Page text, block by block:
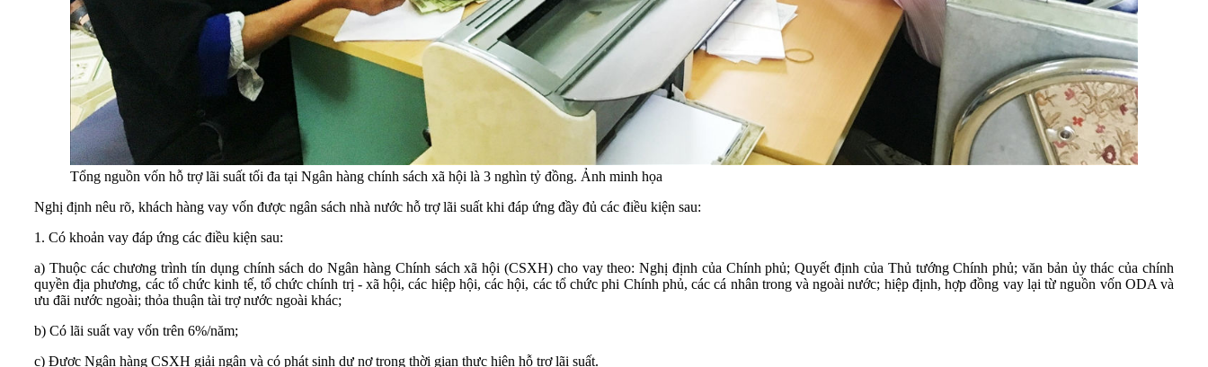
Tổng nguồn vốn hỗ trợ lãi suất tối đa tại Ngân hàng chính sách xã hội là 3 nghìn tỷ đồng. Ảnh minh họa
Nghị định nêu rõ, khách hàng vay vốn được ngân sách nhà nước hỗ trợ lãi suất khi đáp ứng đầy đủ các điều kiện sau:
1. Có khoản vay đáp ứng các điều kiện sau:
a) Thuộc các chương trình tín dụng chính sách do Ngân hàng Chính sách xã hội (CSXH) cho vay theo: Nghị định của Chính phủ; Quyết định của Thủ tướng Chính phủ; văn bản ủy thác của chính
quyền địa phương, các tổ chức kinh tế, tổ chức chính trị - xã hội, các hiệp hội, các hội, các tổ chức phi Chính phủ, các cá nhân trong và ngoài nước; hiệp định, hợp đồng vay lại từ nguồn vốn ODA và
ưu đãi nước ngoài; thỏa thuận tài trợ nước ngoài khác;
b) Có lãi suất vay vốn trên 6%/năm;
c) Được Ngân hàng CSXH giải ngân và có phát sinh dư nợ trong thời gian thực hiện hỗ trợ lãi suất.